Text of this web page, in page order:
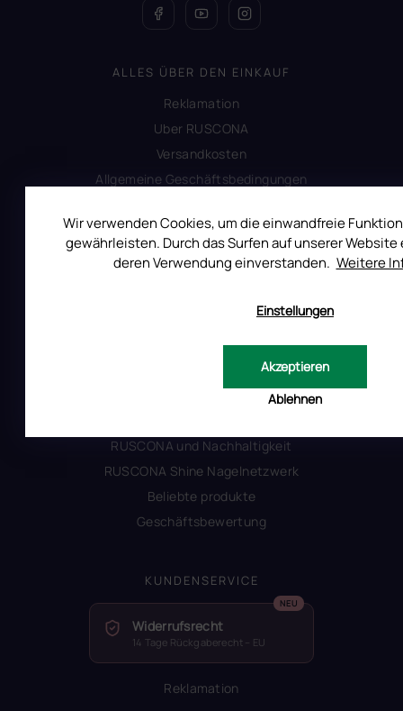
Wir verwenden Cookies, um die einwandfreie
gewährleisten. Durch das Surfen auf unserer Website
deren Verwendung einverstanden. Weitere
Einstellungen
Ablehnen
Akzeptieren
ALLES ÜBER DEN EINKAUF
Reklamation
Uber RUSCONA
Versandkosten
Allgemeine Geschäftsbedingungen
Impressum
Produktsicherheit
INFORMATIONEN FÜR SIE
Kontakt
Alles zum Verbot von TPO
RUSCONA und Nachhaltigkeit
RUSCONA Shine Nagelnetzwerk
Beliebte produkte
Geschäftsbewertung
KUNDENSERVICE
Widerrufsrecht
14 Tage Rückgaberecht – EU
Reklamation